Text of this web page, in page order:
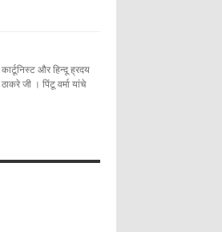
कार्टूनिस्ट और हिन्दू ह्रदय
जी । पिंटू वर्मा यांचे
के माध्यम से 15 वर्षों